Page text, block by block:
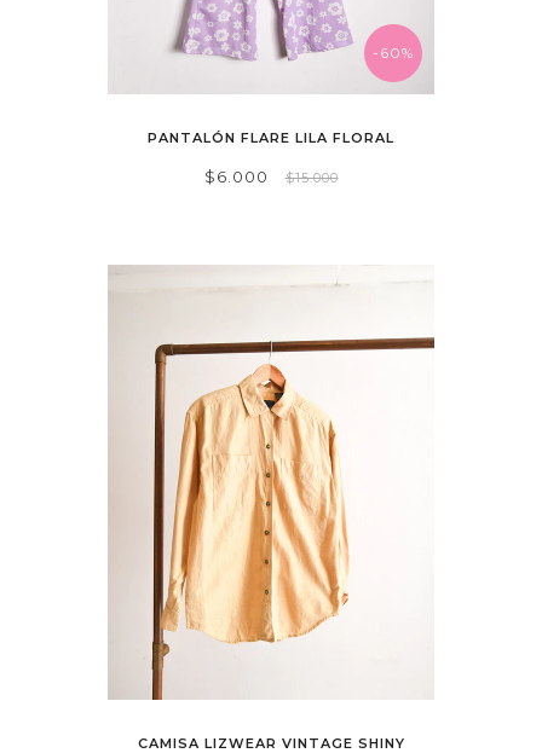
-60%
PANTALÓN FLARE LILA FLORAL
$6.000 $15.000
CAMISA LIZWEAR VINTAGE SHINY